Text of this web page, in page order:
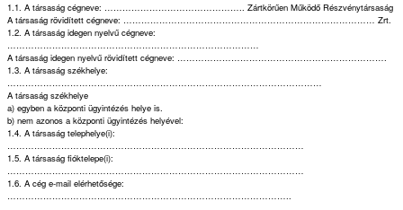
1.1. A társaság cégneve: ……………………………………….. Zártkörűen Működő Részvénytársaság
A társaság rövidített cégneve: ………………………………………………………………………… Zrt.
1.2. A társaság idegen nyelvű cégneve:
…………………………………………………………………………
A társaság idegen nyelvű rövidített cégneve: …………………………………………………………….
1.3. A társaság székhelye:
……………………………………………………………………………………………
A társaság székhelye
a) egyben a központi ügyintézés helye is.
b) nem azonos a központi ügyintézés helyével:
1.4. A társaság telephelye(i):
………………………………………………………………………………………
1.5. A társaság fióktelepe(i):
………………………………………………………………………………………
1.6. A cég e-mail elérhetősége:
…………………………………………………………………………………..